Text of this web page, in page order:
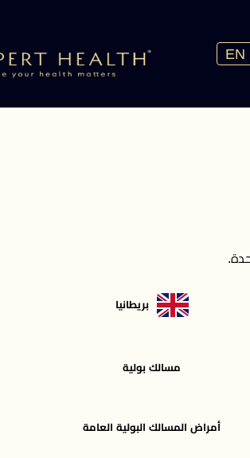
EN
بريطانيا
مسالك بولية
أمراض المسالك البولية العامة